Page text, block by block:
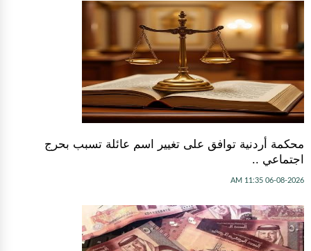
محكمة أردنية توافق على تغيير اسم عائلة تسبب بحرج
اجتماعي ..
06-08-2026 11:35 AM